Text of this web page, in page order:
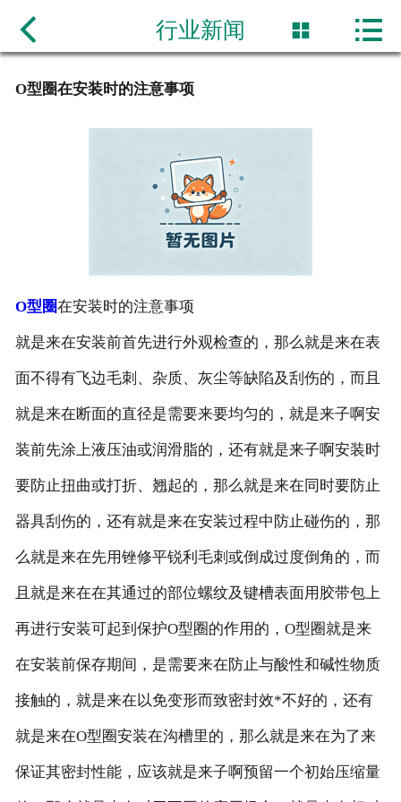
网站首页
 行业新闻  
O型圈在安装时的注意事项
O型圈在安装时的注意事项
就是来在安装前首先进行外观检查的，那么就是来在表
面不得有飞边毛刺、杂质、灰尘等缺陷及刮伤的，而且
就是来在断面的直径是需要来要均匀的，就是来子啊安
装前先涂上液压油或润滑脂的，还有就是来子啊安装时
要防止扭曲或打折、翘起的，那么就是来在同时要防止
器具刮伤的，还有就是来在安装过程中防止碰伤的，那
么就是来在先用锉修平锐利毛刺或倒成过度倒角的，而
且就是来在在其通过的部位螺纹及键槽表面用胶带包上
再进行安装可起到保护O型圈的作用的，O型圈就是来
在安装前保存期间，是需要来在防止与酸性和碱性物质
接触的，就是来在以免变形而致密封效*不好的，还有
就是来在O型圈安装在沟槽里的，那么就是来在为了来
保证其密封性能，应该就是来子啊预留一个初始压缩量